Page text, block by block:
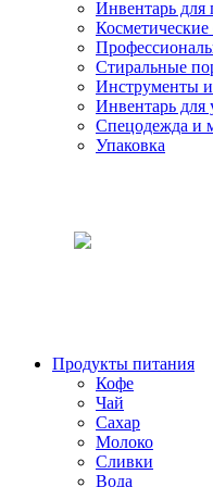
Инвентарь для
Косметические
Стиральные
Инструменты
Инвентарь для
Спецодежда и
Упаковка
Продукты питания
Кофе
Чай
Сахар
Молоко
Сливки
Вода